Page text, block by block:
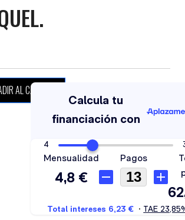
300 BAR. NÍQUEL. cantidad
AL CARRITO